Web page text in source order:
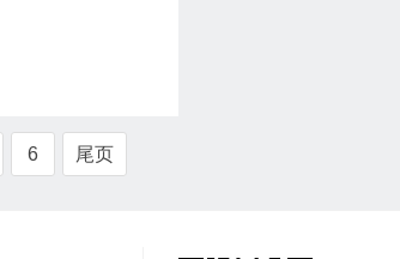
6 尾页